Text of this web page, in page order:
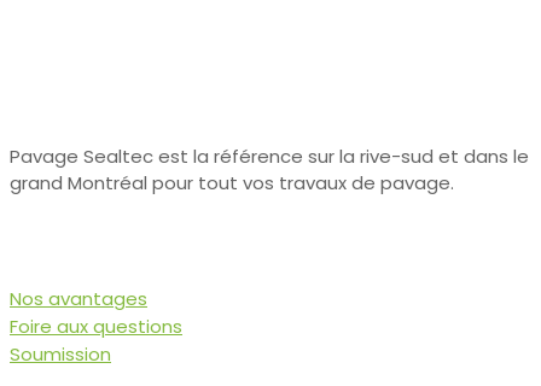
Pavage Sealtec est la référence sur la rive-sud et dans le
grand Montréal pour tout vos travaux de pavage.
Nos avantages
Foire aux questions
Soumission